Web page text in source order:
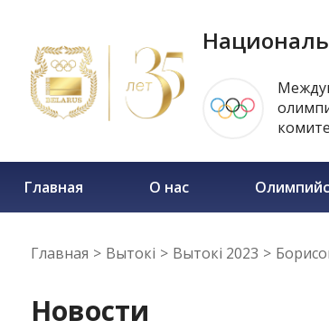
Главная О нас
Главная > Вытокi > Вытокi 2023 >
Новости